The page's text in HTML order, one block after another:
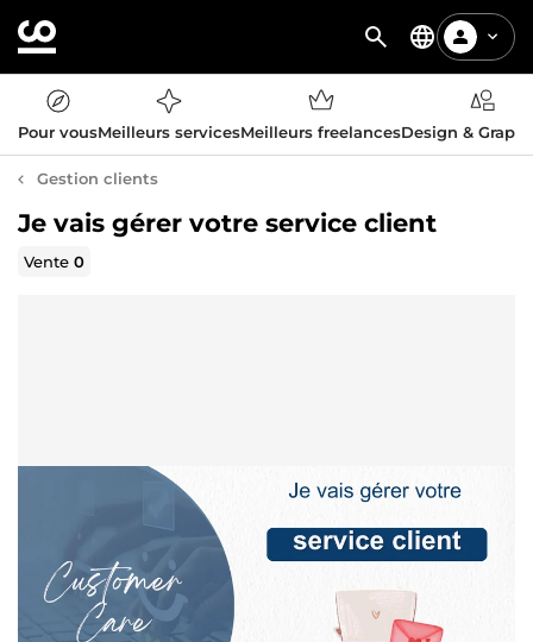
Pour vousMeilleurs servicesMeilleurs freelancesDesign &
Gestion clients
Je vais gérer votre service client
Vente0